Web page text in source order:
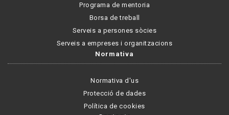
Programa de mentoria
Borsa de treball
Serveis a persones sòcies
Serveis a empreses i organitzacions
Normativa
Normativa d'us
Protecció de dades
Política de cookies